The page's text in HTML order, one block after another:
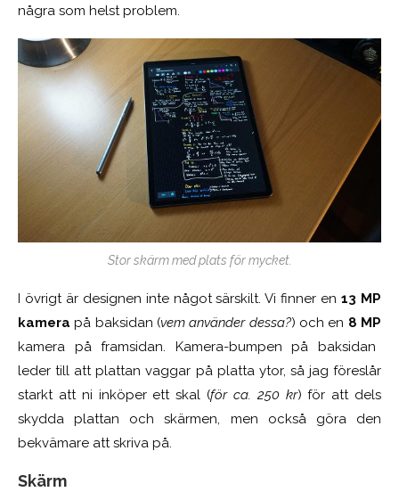
några som helst problem.
Stor skärm med plats för mycket.
I övrigt är designen inte något särskilt. Vi finner en13 MP
kamerapå baksidan (vem använder dessa?) och en 8 MP
kamera på framsidan. Kamera-bumpen på baksidan
leder till att plattan vaggar på platta ytor, så jag föreslår
starkt att ni inköper ett skal (för ca. 250 kr) för att dels
skydda plattan och skärmen, men också göra den
bekvämare att skriva på.
Skärm